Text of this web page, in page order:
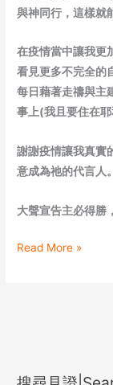
與神同行，這樣就
在疫情當中讓我更
看見更多不完全的
每日藉著走禱與主
事上(我且要住在
謝謝疫情讓我真實
意成為祂的代言人。
大聲宣告主必得勝
Read More »